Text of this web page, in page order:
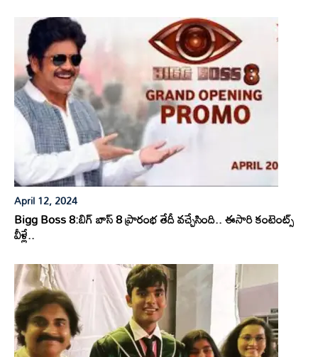
April 12, 2024
Bigg Boss 8:బిగ్ బాస్ 8 ప్రారంభ తేదీ వచ్చేసింది.. ఈసారి కంటెంట్స్
వీళ్లే..